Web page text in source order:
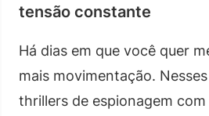
tensão constante
Há dias em que você quer
mais movimentação.
thrillers de espionagem com